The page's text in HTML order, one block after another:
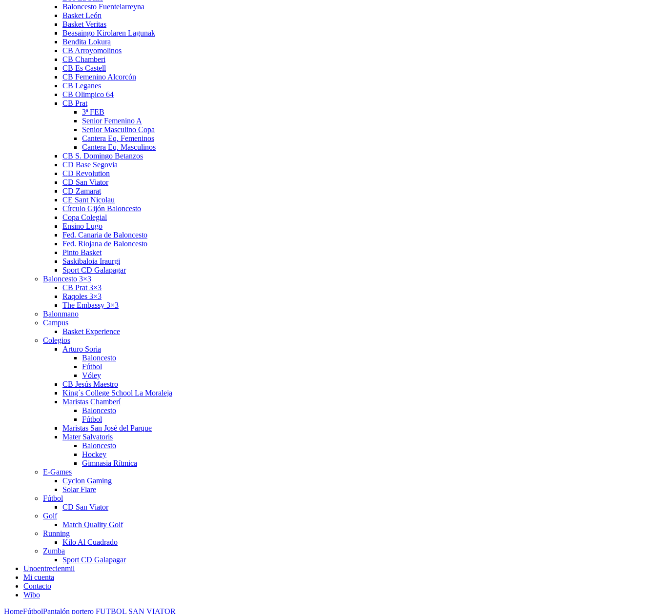
Baloncesto Fuentelarreyna
Basket León
Basket Veritas
Beasaingo Kirolaren Lagunak
Bendita Lokura
CB Arroyomolinos
CB Chamberi
CB Es Castell
CB Femenino Alcorcón
CB Leganes
CB Olimpico 64
CB Prat
3ª FEB
Senior Femenino A
Senior Masculino Copa
Cantera Eq. Femeninos
Cantera Eq. Masculinos
CB S. Domingo Betanzos
CD Base Segovia
CD Revolution
CD San Viator
CD Zamarat
CE Sant Nicolau
Círculo Gijón Baloncesto
Copa Colegial
Ensino Lugo
Fed. Canaria de Baloncesto
Fed. Riojana de Baloncesto
Pinto Basket
Saskibaloia Iraurgi
Sport CD Galapagar
Baloncesto 3×3
CB Prat 3×3
Raqoles 3×3
The Embassy 3×3
Balonmano
Campus
Basket Experience
Colegios
Arturo Soria
Baloncesto
Fútbol
Vóley
CB Jesús Maestro
King´s College School La Moraleja
Maristas Chamberí
Baloncesto
Fútbol
Maristas San José del Parque
Mater Salvatoris
Baloncesto
Hockey
Gimnasia Rítmica
E-Games
Cyclon Gaming
Solar Flare
Fútbol
CD San Viator
Golf
Match Quality Golf
Running
Kilo Al Cuadrado
Zumba
Sport CD Galapagar
Unoentrecienmil
Mi cuenta
Contacto
Wibo
HomeFútbolPantalón portero FUTBOL SAN VIATOR